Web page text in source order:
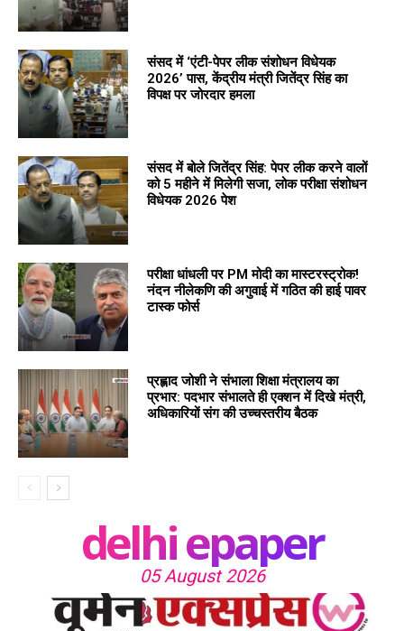
संसद में ‘एंटी-पेपर लीक संशोधन विधेयक
2026’ पास, केंद्रीय मंत्री जितेंद्र सिंह का
विपक्ष पर जोरदार हमला
संसद में बोले जितेंद्र सिंह: पेपर लीक करने वालों
को 5 महीने में मिलेगी सजा, लोक परीक्षा संशोधन
विधेयक 2026 पेश
परीक्षा धांधली पर PM मोदी का मास्टरस्ट्रोक!
नंदन नीलेकणि की अगुवाई में गठित की हाई पावर
टास्क फोर्स
प्रह्लाद जोशी ने संभाला शिक्षा मंत्रालय का
प्रभार: पदभार संभालते ही एक्शन में दिखे मंत्री,
अधिकारियों संग की उच्चस्तरीय बैठक
delhi epaper
05 August 2026